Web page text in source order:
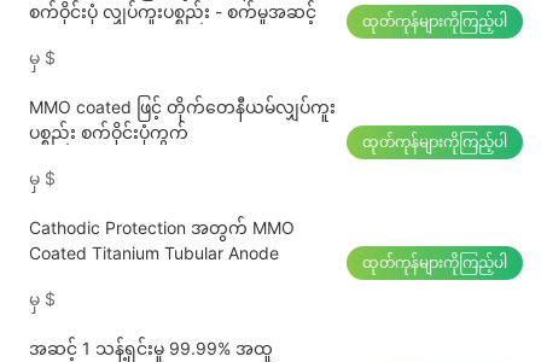
စက်ဝိုင်းပုံ လျှပ်ကူးပစ္စည်း - စက်မှုအဆင့်
မှ $
ထုတ်ကုန်များကိုကြည့်ပါ
MMO coated ဖြင့် တိုက်တေနီယမ်လျှပ်ကူး
ပစ္စည်း စက်ဝိုင်းပုံကွက်
မှ $
ထုတ်ကုန်များကိုကြည့်ပါ
Cathodic Protection အတွက် MMO
Coated Titanium Tubular Anode
မှ $
ထုတ်ကုန်များကိုကြည့်ပါ
အဆင့် 1 သန့်ရှင်းမှု 99.99% အထူ